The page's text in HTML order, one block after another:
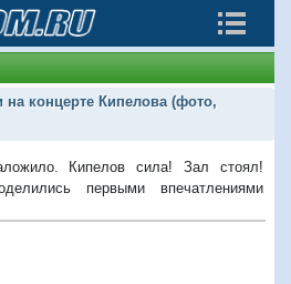
на концерте Кипелова (фото,
Кипелов сила! Зал стоял!
первыми впечатлениями